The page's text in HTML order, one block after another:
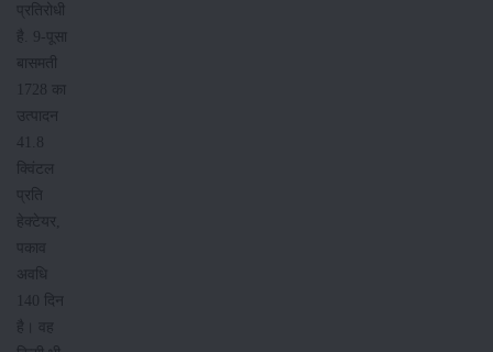
प्रतिरोधी
है. 9-पूसा
बासमती
1728 का
उत्पादन
41.8
क्विंटल
प्रति
हेक्टेयर,
पकाव
अवधि
140 दिन
है। वह